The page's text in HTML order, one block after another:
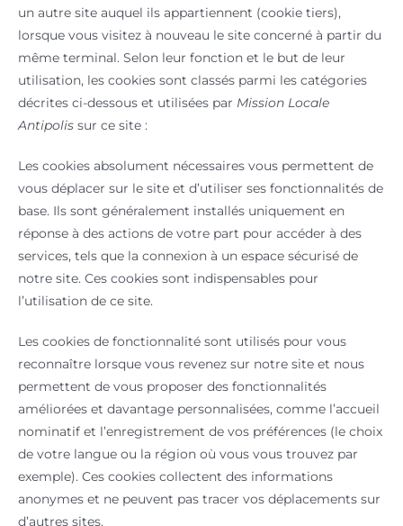
un autre site auquel ils appartiennent (cookie tiers),
lorsque vous visitez à nouveau le site concerné à partir du
même terminal. Selon leur fonction et le but de leur
utilisation, les cookies sont classés parmi les catégories
décrites ci-dessous et utilisées par Mission Locale
Antipolissur ce site :
Les cookies absolument nécessaires vous permettent de
vous déplacer sur le site et d’utiliser ses fonctionnalités de
base. Ils sont généralement installés uniquement en
réponse à des actions de votre part pour accéder à des
services, tels que la connexion à un espace sécurisé de
notre site. Ces cookies sont indispensables pour
l’utilisation de ce site.
Les cookies de fonctionnalité sont utilisés pour vous
reconnaître lorsque vous revenez sur notre site et nous
permettent de vous proposer des fonctionnalités
améliorées et davantage personnalisées, comme l’accueil
nominatif et l’enregistrement de vos préférences (le choix
de votre langue ou la région où vous vous trouvez par
exemple). Ces cookies collectent des informations
anonymes et ne peuvent pas tracer vos déplacements sur
d’autres sites.